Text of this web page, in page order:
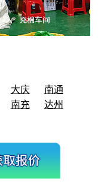
大庆
南通
南充
达州